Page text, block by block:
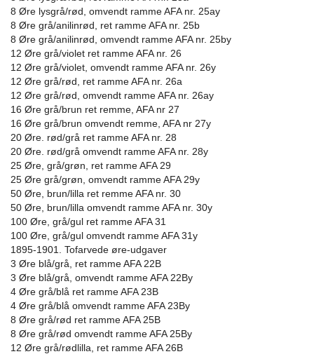
8 Øre lysgrå/rød, omvendt ramme AFA nr. 25ay
8 Øre grå/anilinrød, ret ramme AFA nr. 25b
8 Øre grå/anilinrød, omvendt ramme AFA nr. 25by
12 Øre grå/violet ret ramme AFA nr. 26
12 Øre grå/violet, omvendt ramme AFA nr. 26y
12 Øre grå/rød, ret ramme AFA nr. 26a
12 Øre grå/rød, omvendt ramme AFA nr. 26ay
16 Øre grå/brun ret remme, AFA nr 27
16 Øre grå/brun omvendt remme, AFA nr 27y
20 Øre. rød/grå ret ramme AFA nr. 28
20 Øre. rød/grå omvendt ramme AFA nr. 28y
25 Øre, grå/grøn, ret ramme AFA 29
25 Øre grå/grøn, omvendt ramme AFA 29y
50 Øre, brun/lilla ret remme AFA nr. 30
50 Øre, brun/lilla omvendt ramme AFA nr. 30y
100 Øre, grå/gul ret ramme AFA 31
100 Øre, grå/gul omvendt ramme AFA 31y
1895-1901. Tofarvede øre-udgaver
3 Øre blå/grå, ret ramme AFA 22B
3 Øre blå/grå, omvendt ramme AFA 22By
4 Øre grå/blå ret ramme AFA 23B
4 Øre grå/blå omvendt ramme AFA 23By
8 Øre grå/rød ret ramme AFA 25B
8 Øre grå/rød omvendt ramme AFA 25By
12 Øre grå/rødlilla, ret ramme AFA 26B